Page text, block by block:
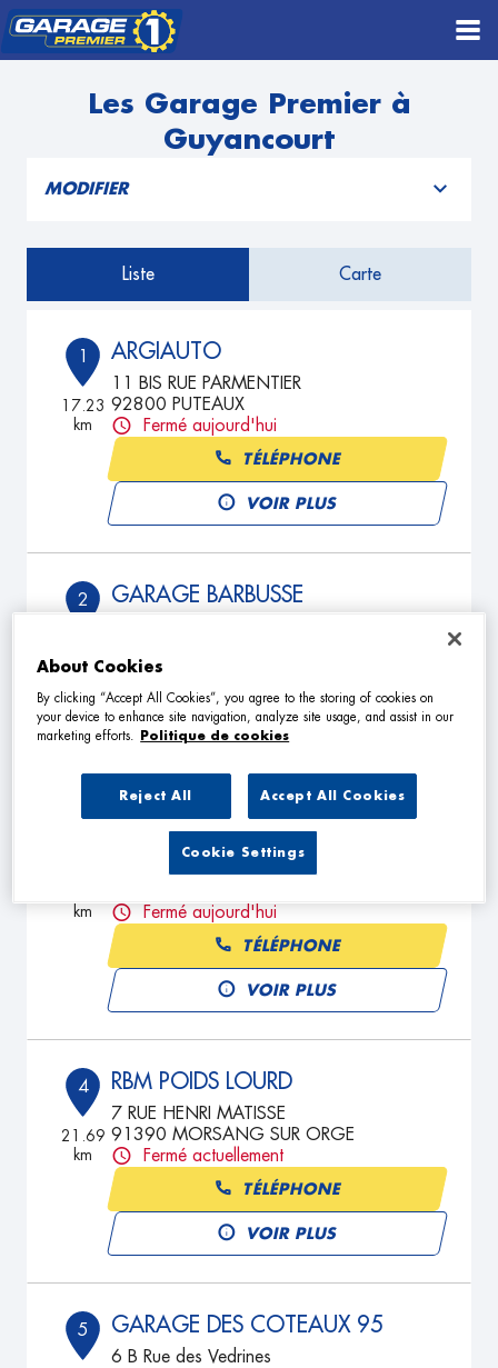
Les Garage Premier à
Guyancourt
MODIFIER
Liste Carte
1
17.23
km
ARGIAUTO
11 BIS RUE PARMENTIER
92800 PUTEAUX
Fermé aujourd'hui
TÉLÉPHONE
VOIR PLUS
2
km
GARAGE BARBUSSE
Fermé aujourd'hui
TÉLÉPHONE
VOIR PLUS
km
GARAGE DU MARCHE
19 Rue d'Alsace Lorraine
Fermé aujourd'hui
TÉLÉPHONE
VOIR PLUS
4
21.69
km
RBM POIDS LOURD
7 RUE HENRI MATISSE
91390 MORSANG SUR ORGE
Fermé actuellement
TÉLÉPHONE
VOIR PLUS
5 GARAGE DES COTEAUX 95
6 B Rue des Vedrines
About Cookies
By clicking “Accept All Cookies”, you agree to the storing of cookies on
your device to enhance site navigation, analyze site usage, and assist in our
marketing efforts.
Politique de cookies
Reject All Accept All Cookies
Cookie Settings